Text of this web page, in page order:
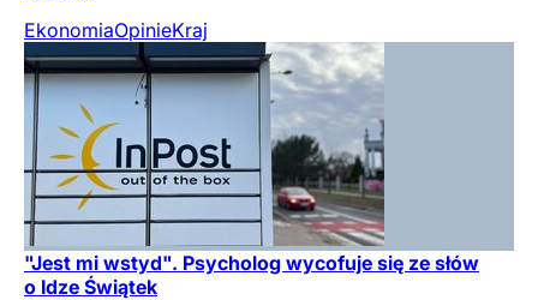
EkonomiaOpinieKraj
"Jest mi wstyd". Psycholog wycofuje się ze słów
o Idze Świątek